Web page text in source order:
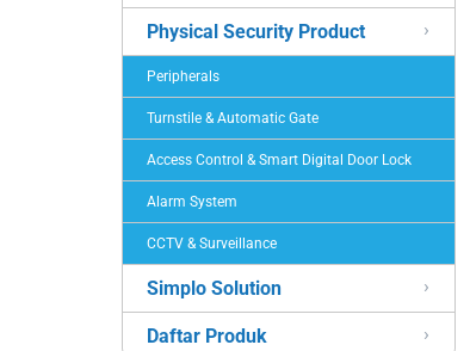
Physical Security Product
Peripherals
Turnstile & Automatic Gate
Access Control & Smart Digital Door Lock
Alarm System
CCTV & Surveillance
Simplo Solution
Daftar Produk